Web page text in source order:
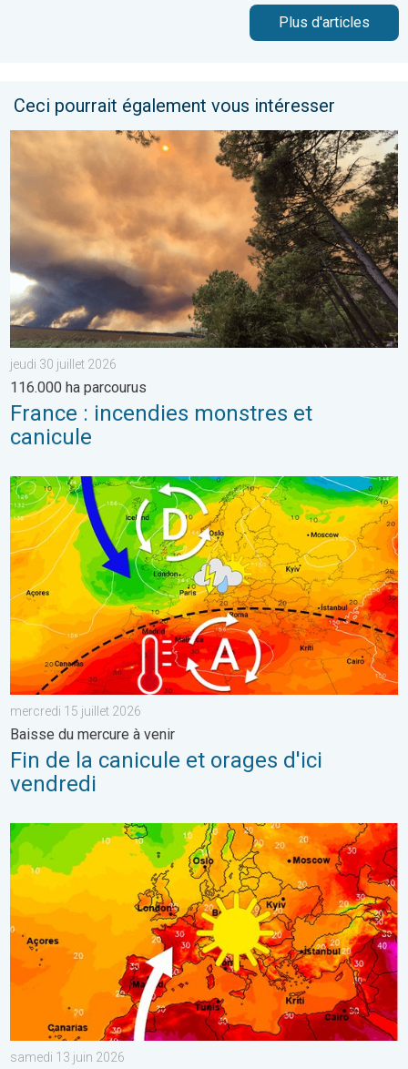
Plus d'articles
Ceci pourrait également vous intéresser
France : incendies monstres et canicule. 116.000 ha
jeudi 30 juillet 2026
116.000 ha parcourus
France : incendies monstres et
canicule
Fin de la canicule et orages d'ici vendredi. Baisse du mercure
mercredi 15 juillet 2026
Baisse du mercure à venir
Fin de la canicule et orages d'ici
vendredi
Retour fracassant de la chaleur en France. Nette hausse du
samedi 13 juin 2026